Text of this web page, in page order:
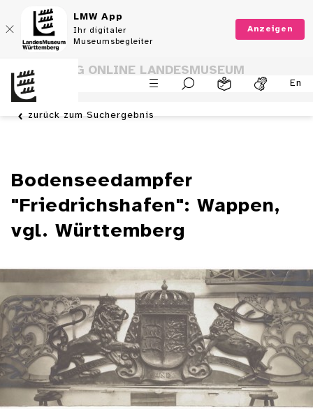
LMW App
Ihr digitaler
Museumsbegleiter
Anzeigen
En
SAMMLUNG ONLINE LANDESMUSEUM
WÜRTTEMBERG
zurück zum Suchergebnis
Bodenseedampfer
"Friedrichshafen": Wappen,
vgl. Württemberg